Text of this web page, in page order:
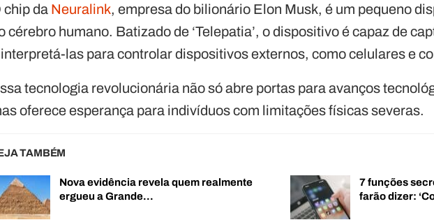
chip da Neuralink, empresa do bilionário Elon Musk, é um pequeno
cérebro humano. Batizado de ‘Telepatia’, o dispositivo é capaz de
las para controlar dispositivos externos, como celulares e
tecnologia revolucionária não só abre portas para avanços
oferece esperança para indivíduos com limitações físicas severas.
TAMBÉM
Nova evidência revela quem realmente
ergueu a Grande…
7 funções
farão dizer: